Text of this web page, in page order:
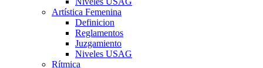
Artística Femenina
Definicion
Reglamentos
Juzgamiento
Niveles USAG
Rítmica